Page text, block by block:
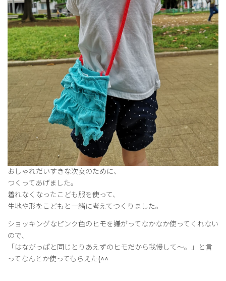
おしゃれだいすきな次女のために、
つくってあげました。
着れなくなったこども服を使って、
生地や形をこどもと一緒に考えてつくりました。
ショッキングなピンク色のヒモを嫌がってなかなか使ってくれない
ので、
「はながっぱと同じとりあえずのヒモだから我慢して～。」と言
ってなんとか使ってもらえた(^^